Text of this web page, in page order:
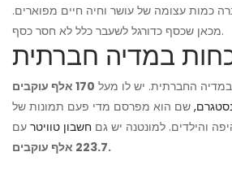
כמות עצומה של עושר וחיה חיים מפוארים.
מכאן שכסף כדורגל לשעבר כלל לא חסר כסף.
במדיה חברתית
החברתית. יש לו מעל 170 אלף עוקבים
שם הוא מפרסם מדי פעם תמונות של
והילדים. למונטנה יש גם חשבון טוויטר עם
223.7 אלף עוקבים.